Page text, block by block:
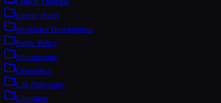
Energy Policy
Workforce Development
Public Policy
Infrastructure
Geopolitics
Life Philosophy
Education